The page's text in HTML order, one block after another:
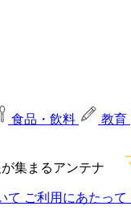
食品・飲料 教育
集まるアンテナ
て ご利用にあたって